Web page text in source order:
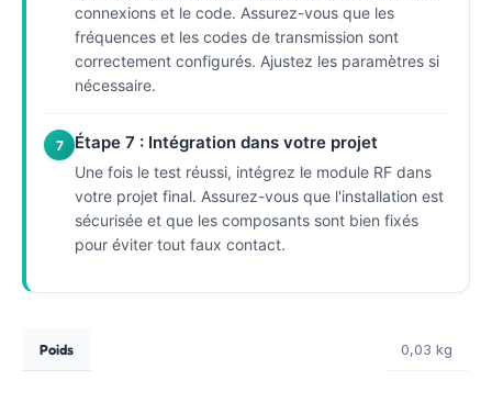
connexions et le code. Assurez-vous que les
fréquences et les codes de transmission sont
correctement configurés. Ajustez les paramètres si
nécessaire.
7 Étape 7 : Intégration dans votre projet
Une fois le test réussi, intégrez le module RF dans
votre projet final. Assurez-vous que l'installation est
sécurisée et que les composants sont bien fixés
pour éviter tout faux contact.
Poids 0,03 kg